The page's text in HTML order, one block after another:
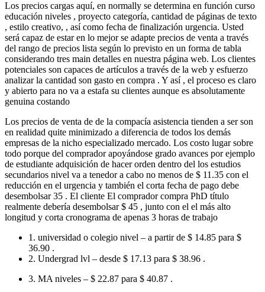
Los precios cargas aquí, en normally se determina en función curso
educación niveles , proyecto categoría, cantidad de páginas de texto
, estilo creativo, , así como fecha de finalización urgencia. Usted
será capaz de estar en lo mejor se adapte precios de venta a través
del rango de precios lista según lo previsto en un forma de tabla
considerando tres main detalles en nuestra página web. Los clientes
potenciales son capaces de artículos a través de la web y esfuerzo
analizar la cantidad son gasto en compra . Y así , el proceso es claro
y abierto para no va a estafa su clientes aunque es absolutamente
genuina costando
Los precios de venta de de la compaсía asistencia tienden a ser son
en realidad quite minimizado a diferencia de todos los demás
empresas de la nicho especializado mercado. Los costo lugar sobre
todo porque del comprador apoyándose grado avances por ejemplo
de estudiante adquisición de hacer orden dentro del los estudios
secundarios nivel va a tenedor a cabo no menos de $ 11.35 con el
reducción en el urgencia y también el corta fecha de pago debe
desembolsar 35 . El cliente El comprador compra PhD título
realmente debería desembolsar $ 45 , junto con el el más alto
longitud y corta cronograma de apenas 3 horas de trabajo
1. universidad o colegio nivel – a partir de $ 14.85 para $
36.90 .
2. Undergrad lvl – desde $ 17.13 para $ 38.96 .
3. MA niveles – $ 22.87 para $ 40.87 .